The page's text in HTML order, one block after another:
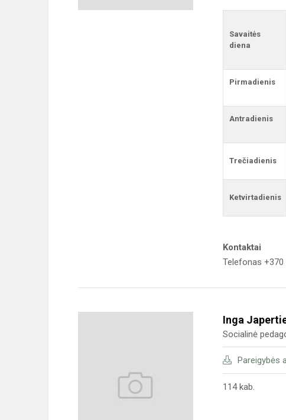
Savaitės
diena
Pirmadienis
Antradienis
Trečiadienis
Ketvirtadienis
Kontaktai
Telefonas +370
Inga
Socialinė
Pareigybės
114 kab.